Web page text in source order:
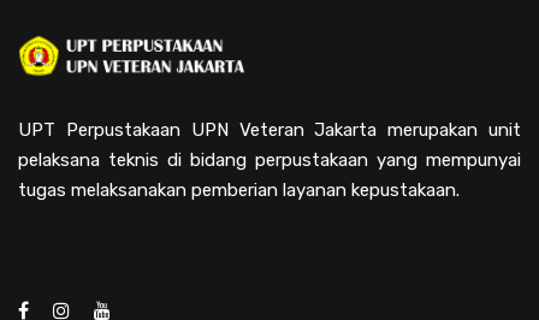
UPT Perpustakaan UPN Veteran Jakarta merupakan unit
pelaksana teknis di bidang perpustakaan yang mempunyai
tugas melaksanakan pemberian layanan kepustakaan.